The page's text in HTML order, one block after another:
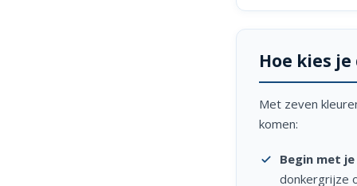
Hoe kies
Met zeven
komen:
Begin met
donkergrijze